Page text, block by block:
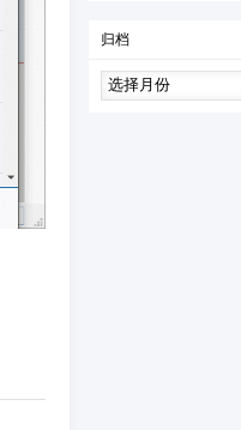
归档